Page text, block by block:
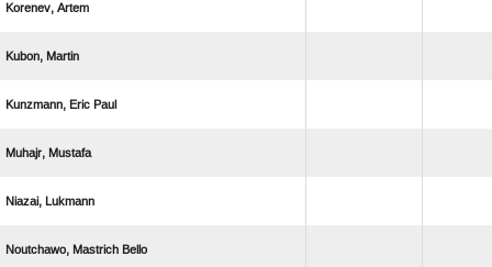
 
 
  
 
 
  